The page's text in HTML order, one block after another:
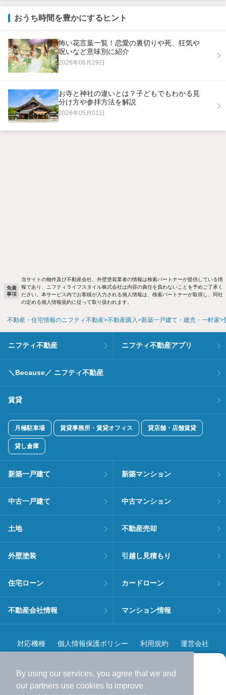
By using our services, you agree that we and
our partners use cookies to improve
より使いやすくなった
アプリで物件探ししませんか？
おうち時間を豊かにするヒント
怖い花言葉一覧！恋愛の裏切りや死、狂気や
呪いなど意味別に紹介
2026年06月29日
お寺と神社の違いとは？子どもでもわかる見
分け方や参拝方法を解説
2026年05月01日
免責
事項
当サイトの物件及び不動産会社、外壁塗装業者の情報は検索パートナーが提供している情
報であり、ニフティライフスタイル株式会社は内容の責任を負わないことを予めご了承く
ださい。本サービス内でお客様が入力される個人情報は、検索パートナーが取得し、同社
の定める個人情報規約に従って取り扱われます。
不動産・住宅情報のニフティ不動産 不動産購入 新築一戸建て・建売・一軒家
ニフティ不動産 ニフティ不動産アプリ
＼Because／ ニフティ不動産
賃貸
月極駐車場 賃貸事務所・賃貸オフィス 貸店舗・店舗賃貸
貸し倉庫
新築一戸建て 新築マンション
中古一戸建て 中古マンション
土地 不動産売却
外壁塗装 引越し見積もり
住宅ローン カードローン
不動産会社情報 マンション情報
対応機種 個人情報保護ポリシー 利用規約 運営会社